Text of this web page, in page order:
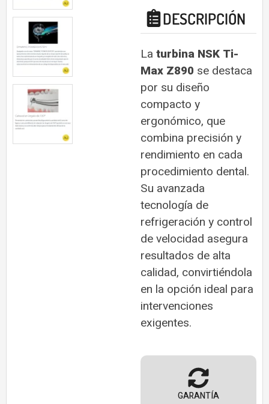
DESCRIPCIÓN
La turbina NSK Ti-
Max Z890 se destaca
por su diseño
compacto y
ergonómico, que
combina precisión y
rendimiento en cada
procedimiento dental.
Su avanzada
tecnología de
refrigeración y control
de velocidad asegura
resultados de alta
calidad, convirtiéndola
en la opción ideal para
intervenciones
exigentes.
GARANTÍA